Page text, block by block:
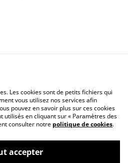
Conditions Générales
Cookie
Les cookies sont de petits fichiers qui
vous utilisez nos services afin
pouvez en savoir plus sur ces cookies
utilisés en cliquant sur « Paramètres des
consulter notre politique de cookies.
accepter